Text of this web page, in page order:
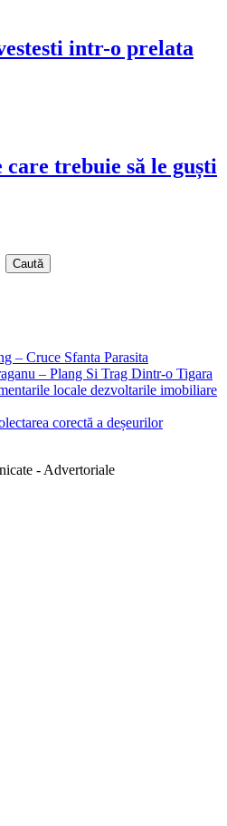
intr-o prelata
trebuie să le guști
Caută
– Cruce Sfanta Parasita
– Plang Si Trag Dintr-o Tigara
locale dezvoltarile imobiliare
corectă a deșeurilor
- Advertoriale